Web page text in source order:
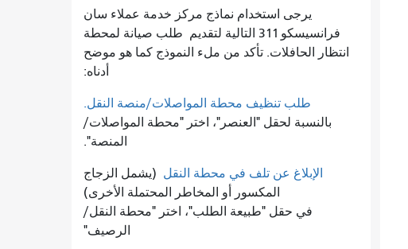
يرجى استخدام نماذج مركز خدمة عملاء سان
فرانسيسكو 311 التالية لتقديم
طلب صيانة لمحطة
انتظار الحافلات. تأكد من ملء النموذج كما هو موضح
أدناه:
طلب تنظيف محطة المواصلات/منصة النقل.
بالنسبة لحقل "العنصر"، اختر "محطة المواصلات/
المنصة".
الإبلاغ عن تلف في محطة النقل (يشمل الزجاج
المكسور أو المخاطر المحتملة الأخرى)
في حقل "طبيعة الطلب"، اختر "محطة النقل/
الرصيف"